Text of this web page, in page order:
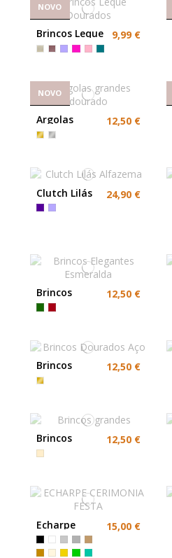
NOVO
Brincos Leque
Dourados
9,99 €
NOVO
Argolas
grandes
dourado
12,50 €
Clutch Lilás
Alfazema
24,90 €
Brincos
Elegantes
Esmeralda
12,50 €
Brincos
Dourados
Aço
12,50 €
Brincos
grandes
12,50 €
Echarpe
Roxa Brilho
ou Lilás
15,00 €